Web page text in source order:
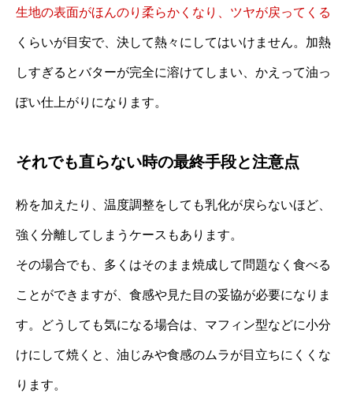
生地の表面がほんのり柔らかくなり、ツヤが戻ってくる
くらいが目安で、決して熱々にしてはいけません。加熱
しすぎるとバターが完全に溶けてしまい、かえって油っ
ぽい仕上がりになります。
それでも直らない時の最終手段と注意点
粉を加えたり、温度調整をしても乳化が戻らないほど、
強く分離してしまうケースもあります。
その場合でも、多くはそのまま焼成して問題なく食べる
ことができますが、食感や見た目の妥協が必要になりま
す。どうしても気になる場合は、マフィン型などに小分
けにして焼くと、油じみや食感のムラが目立ちにくくな
ります。